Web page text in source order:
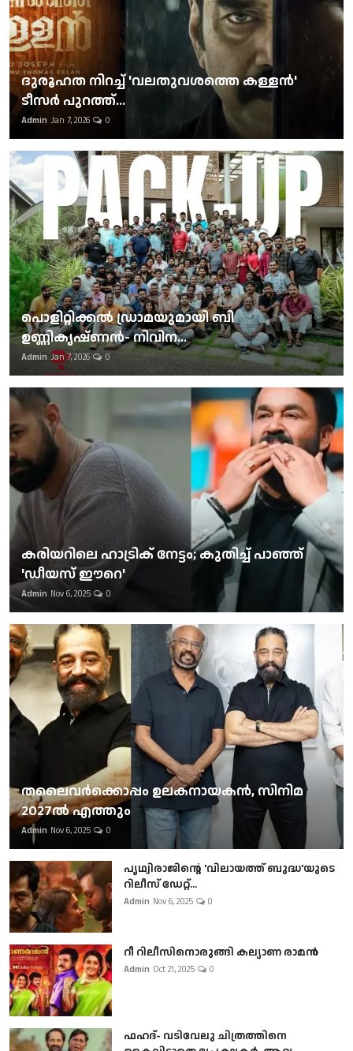
ദുരൂഹത നിറച്ച് 'വലതുവശത്തെ കള്ളന്‍'
ടീസര്‍ പുറത്ത്...
Admin Jan 7, 2026 0
പൊളിറ്റിക്കല്‍ ഡ്രാമയുമായി ബി
ഉണ്ണികൃഷ്ണന്‍- നിവിന...
Admin Jan 7, 2026 0
കരിയറിലെ ഹാട്രിക് നേട്ടം; കുതിച്ച് പാഞ്ഞ്
'ഡീയസ് ഈറെ'
Admin Nov 6, 2025 0
തലൈവര്‍ക്കൊപ്പം ഉലകനായകന്‍, സിനിമ
2027ല്‍ എത്തും
Admin Nov 6, 2025 0
പൃഥ്വിരാജിന്റെ 'വിലായത്ത് ബുദ്ധ'യുടെ
റിലീസ് ഡേറ്റ്...
Admin Nov 6, 2025 0
റീ റിലീസിനൊരുങ്ങി കല്യാണ രാമൻ
Admin Oct 21, 2025 0
ഫഹദ്- വടിവേലു ചിത്രത്തിനെ